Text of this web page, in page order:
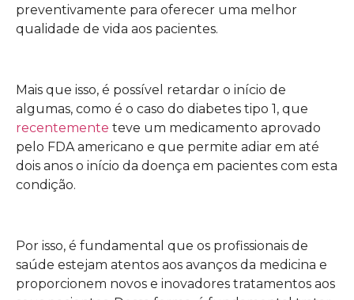
preventivamente para oferecer uma melhor
qualidade de vida aos pacientes.
Mais que isso, é possível retardar o início de
algumas, como é o caso do diabetes tipo 1, que
recentemente teve um medicamento aprovado
pelo FDA americano e que permite adiar em até
dois anos o início da doença em pacientes com esta
condição.
Por isso, é fundamental que os profissionais de
saúde estejam atentos aos avanços da medicina e
proporcionem novos e inovadores tratamentos aos